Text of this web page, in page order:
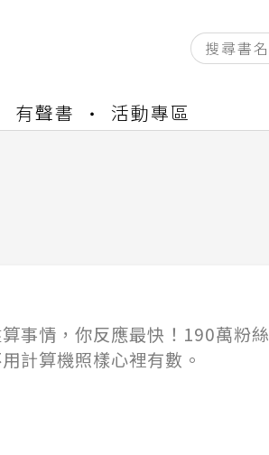
有聲書 活動專區
閱讀服務
讀服務
事情，你反應最快！190萬粉絲
計算機照樣心裡有數。